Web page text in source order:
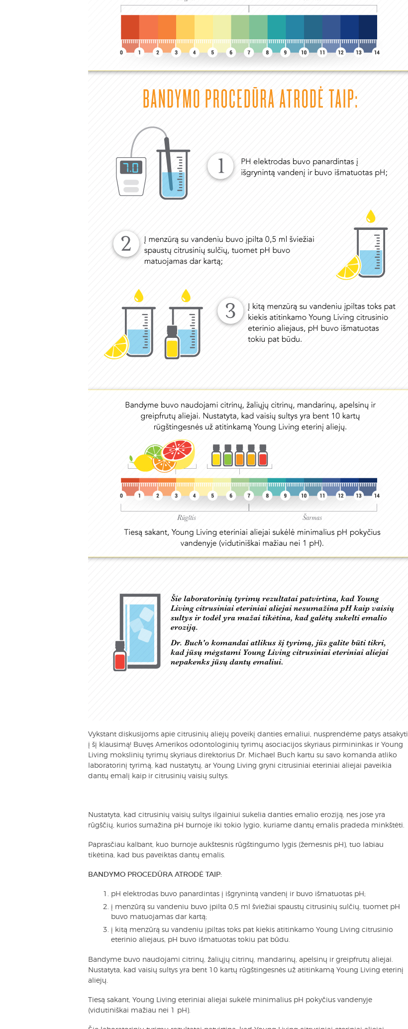
Vykstant diskusijoms apie citrusinių aliejų poveikį danties emaliui, nusprendėme patys atsakyti
į šį klausimą! Buvęs Amerikos odontologinių tyrimų asociacijos skyriaus pirmininkas ir Young
Living mokslinių tyrimų skyriaus direktorius Dr. Michael Buch kartu su savo komanda atliko
laboratorinį tyrimą, kad nustatytų, ar Young Living gryni citrusiniai eteriniai aliejai paveikia
dantų emalį kaip ir citrusinių vaisių sultys.
Nustatyta, kad citrusinių vaisių sultys ilgainiui sukelia danties emalio eroziją, nes jose yra
rūgščių, kurios sumažina pH burnoje iki tokio lygio, kuriame dantų emalis pradeda minkštėti.
Paprasčiau kalbant, kuo burnoje aukštesnis rūgštingumo lygis (žemesnis pH), tuo labiau
tikėtina, kad bus paveiktas dantų emalis.
BANDYMO PROCEDŪRA ATRODĖ TAIP:
pH elektrodas buvo panardintas į išgrynintą vandenį ir buvo išmatuotas pH;
į menzūrą su vandeniu buvo įpilta 0,5 ml šviežiai spaustų citrusinių sulčių, tuomet pH
buvo matuojamas dar kartą;
į kitą menzūrą su vandeniu įpiltas toks pat kiekis atitinkamo Young Living citrusinio
eterinio aliejaus, pH buvo išmatuotas tokiu pat būdu.
Bandyme buvo naudojami citrinų, žaliųjų citrinų, mandarinų, apelsinų ir greipfrutų aliejai.
Nustatyta, kad vaisių sultys yra bent 10 kartų rūgštingesnės už atitinkamą Young Living eterinį
aliejų.
Tiesą sakant, Young Living eteriniai aliejai sukėlė minimalius pH pokyčius vandenyje
(vidutiniškai mažiau nei 1 pH).